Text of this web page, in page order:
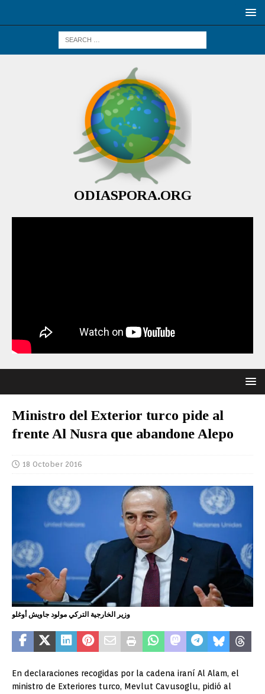
ODIASPORA.ORG
Ministro del Exterior turco pide al
frente Al Nusra que abandone Alepo
18 October 2016
وزير الخارجية التركي مولود جاويش أوغلو
En declaraciones recogidas por la cadena iraní Al Alam, el
ministro de Exteriores turco, Mevlut Cavusoglu, pidió al